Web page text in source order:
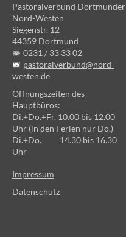
Pastoralverbund Dortmunder
Nord-Westen
Siegenstr. 12
44359 Dortmund
0231 / 33 33 02
pastoralverbund@nord-
westen.de
Öffnungszeiten des
Hauptbüros:
Di.+Do.+Fr. 10.00 bis 12.00
Uhr (in den Ferien nur Do.)
Di.+Do. 14.30 bis 16.30
Uhr
Impressum
Datenschutz